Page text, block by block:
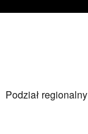
Podział regionalny